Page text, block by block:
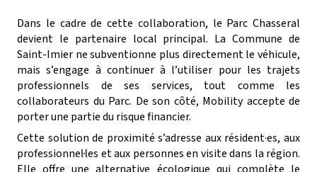
Dans le cadre de cette collaboration, le Parc Chasseral
devient le partenaire local principal. La Commune de
Saint-Imier ne subventionne plus directement le véhicule,
mais s’engage à continuer à l’utiliser pour les trajets
professionnels de ses services, tout comme les
collaborateurs du Parc. De son côté, Mobility accepte de
porter une partie du risque financier.
Cette solution de proximité s’adresse aux résident·es, aux
professionnel·les et aux personnes en visite dans la région.